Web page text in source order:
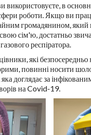
використовуєте, в
роботи. Якщо ви
громадянином, який
сім'ю, достатньо
респіратора.
які безпосередньо
повинні носити
доглядає за
на Covid-19.